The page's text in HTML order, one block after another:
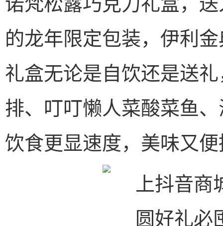
的龙年限定包装，伊利
礼盒无论是自饮还是送
排、叮叮懒人菜酸菜鱼
饮食更显速度，美味又